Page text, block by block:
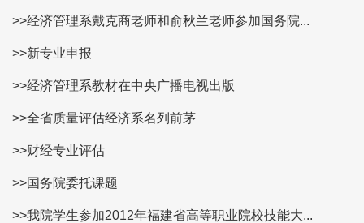
>>经济管理系戴克商老师和俞秋兰老师参加国务院...
>>新专业申报
>>经济管理系教材在中央广播电视出版
>>全省质量评估经济系名列前茅
>>财经专业评估
>>国务院委托课题
>>我院学生参加2012年福建省高等职业院校技能大...